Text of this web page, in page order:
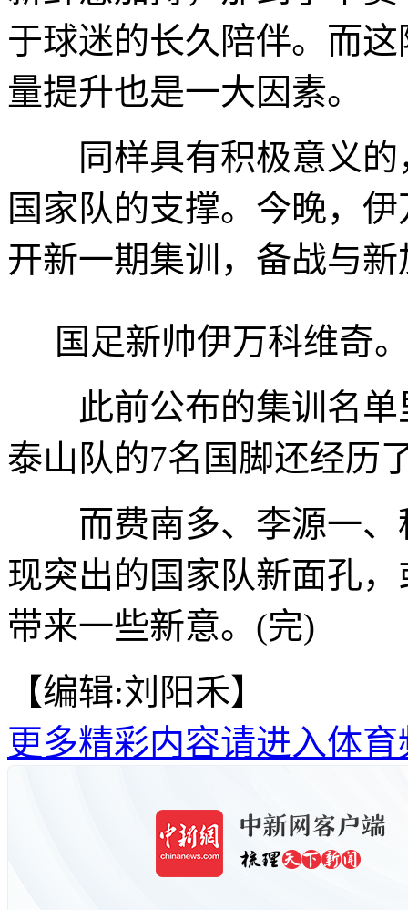
于球迷的长久陪伴。而
量提升也是一大因素。
同样具有积极意义的
国家队的支撑。今晚，
开新一期集训，备战与
国足新帅伊万科维奇
此前公布的集训名单
泰山队的7名国脚还经历
而费南多、李源一、
现突出的国家队新面孔
带来一些新意。(完)
【编辑:刘阳禾】
更多精彩内容请进入体育